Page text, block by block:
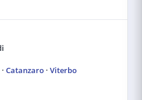
· Catanzaro · Viterbo